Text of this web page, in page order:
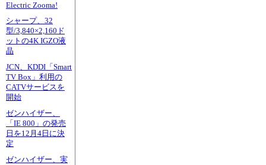
Electric Zooma!
シャープ、32
型/3,840×2,160ド
ットの4K IGZO液
晶
JCN、KDDI「Smart
TV Box」利用の
CATVサービスを
開始
ゼンハイザー、
「IE 800」の発売
日を12月4日に決
定
ゼンハイザー、実